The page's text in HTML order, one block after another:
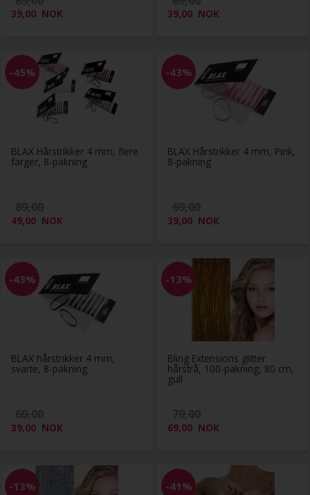
39,00 NOK 39,00 NOK
-45%
BLAX Hårstrikker 4 mm, flere
farger, 8-pakning
49,00 NOK
-43%
BLAX Hårstrikker 4 mm, Pink,
8-pakning
39,00 NOK
-43%
BLAX hårstrikker 4 mm,
svarte, 8-pakning
39,00 NOK
-13%
Bling Extensions glitter
hårstrå, 100-pakning, 80 cm,
gull
69,00 NOK
-13% -41%